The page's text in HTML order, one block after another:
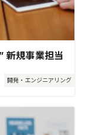
開発・エンジニアリング
新規事業担当